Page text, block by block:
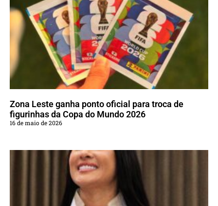
Zona Leste ganha ponto oficial para troca de
figurinhas da Copa do Mundo 2026
16 de maio de 2026